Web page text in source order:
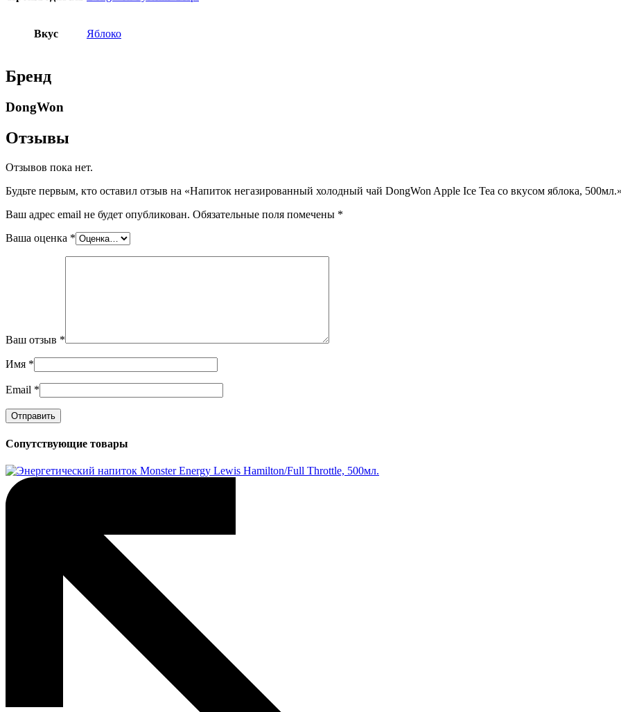
Вкус Яблоко
Бренд
DongWon
Отзывы
Отзывов пока нет.
Будьте первым, кто оставил отзыв на «Напиток негазированный холодный чай DongWon Apple Ice Tea со вкусом яблока,
Ваш адрес email не будет опубликован. Обязательные поля помечены *
Ваша оценка *
Ваш отзыв *
Имя *
Email *
Сопутствующие товары